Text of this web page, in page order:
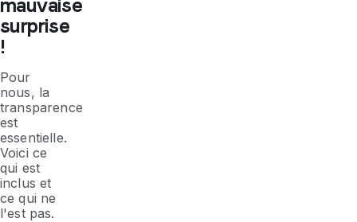
mauvaise
surprise
!
Pour
nous, la
transparence
est
essentielle.
Voici ce
qui est
inclus et
ce qui ne
l'est pas.